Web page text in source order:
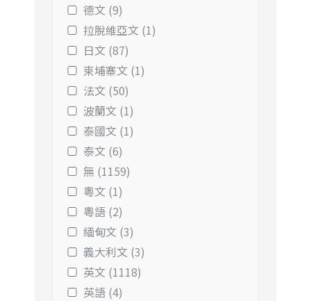
德文 (9)
拉脫維亞文 (1)
日文 (87)
柬埔寨文 (1)
法文 (50)
波蘭文 (1)
泰國文 (1)
泰文 (6)
無 (1159)
粵文 (1)
粵語 (2)
緬甸文 (3)
義大利文 (3)
英文 (1118)
英語 (4)